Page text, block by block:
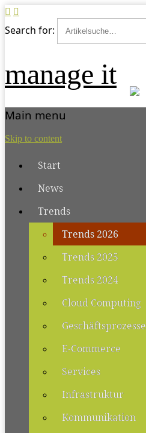
Search for:
manage it
Main menu
Skip to content
Start
News
Trends
Trends 2026
Trends 2025
Trends 2024
Cloud Computing
Geschäftsprozesse
E-Commerce
Services
Infrastruktur
Kommunikation